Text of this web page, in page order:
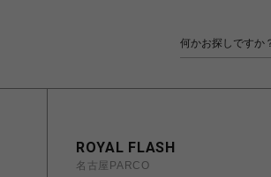
ROYAL FLASH
名古屋PARCO